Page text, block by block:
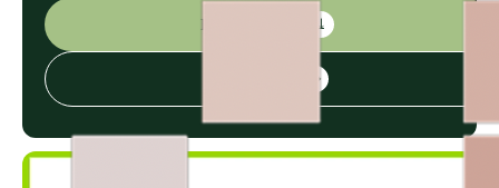
Download PDF ⤓
➔